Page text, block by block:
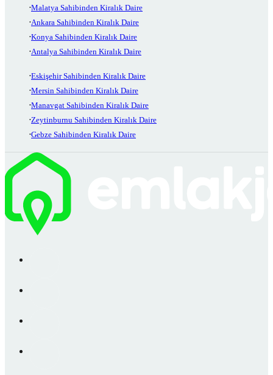
Malatya Sahibinden Kiralık Daire
Ankara Sahibinden Kiralık Daire
Konya Sahibinden Kiralık Daire
Antalya Sahibinden Kiralık Daire
Eskişehir Sahibinden Kiralık Daire
Mersin Sahibinden Kiralık Daire
Manavgat Sahibinden Kiralık Daire
Zeytinburnu Sahibinden Kiralık Daire
Gebze Sahibinden Kiralık Daire